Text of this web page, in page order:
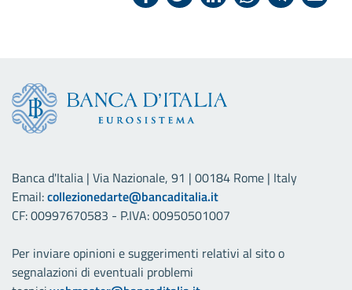
Banca d'Italia | Via Nazionale, 91 | 00184 Rome | Italy
Email:collezionedarte@bancaditalia.it
CF: 00997670583 - P.IVA: 00950501007
Per inviare opinioni e suggerimenti relativi al sito o
segnalazioni di eventuali problemi